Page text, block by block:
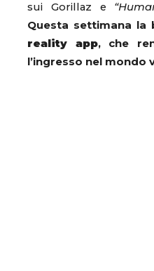
sui Gorillaz e
Questa settimana la
reality app, che
l’ingresso nel mondo